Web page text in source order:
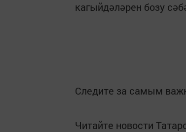
кагыйдәләрен бозу
Следите за самым
Читайте новости